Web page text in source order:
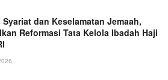
dan Keselamatan Jemaah,
Reformasi Tata Kelola Ibadah Haji